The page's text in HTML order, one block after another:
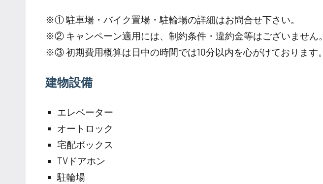
※① 駐車場・バイク置場・駐輪場の詳細はお問合せ下さい。
※② キャンペーン適用には、制約条件・違約金等はございません。
※③ 初期費用概算は日中の時間では10分以内を心がけております。
建物設備
エレベーター
オートロック
宅配ボックス
TVドアホン
駐輪場